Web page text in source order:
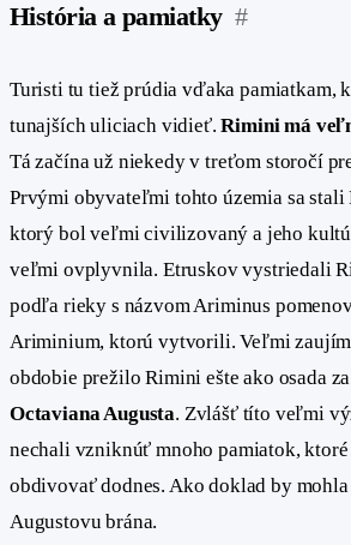
História a pamiatky #
Turisti tu tiež prúdia vďaka pamiatkam,
tunajších uliciach vidieť.Rimini má
Tá začína už niekedy v treťom storočí
Prvými obyvateľmi tohto územia sa stali
ktorý bol veľmi civilizovaný a jeho
veľmi ovplyvnila. Etruskov vystriedali
podľa rieky s názvom Ariminus
Ariminium, ktorú vytvorili. Veľmi
obdobie prežilo Rimini ešte ako osada
Octaviana Augusta. Zvlášť títo veľmi
nechali vzniknúť mnoho pamiatok,
obdivovať dodnes. Ako doklad by
Augustovu brána.